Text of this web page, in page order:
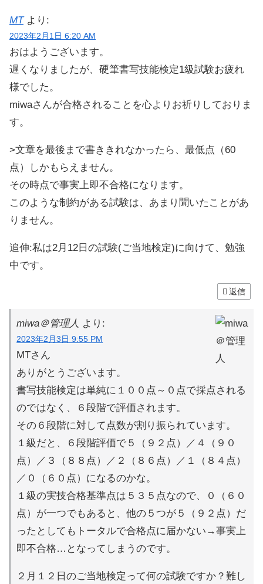
MT より:
2023年2月1日 6:20 AM
おはようございます。
遅くなりましたが、硬筆書写技能検定1級試験お疲れ
様でした。
miwaさんが合格されることを心よりお祈りしておりま
す。
>文章を最後まで書ききれなかったら、最低点（60
点）しかもらえません。
その時点で事実上即不合格になります。
このような制約がある試験は、あまり聞いたことがあ
りません。
追伸:私は2月12日の試験(ご当地検定)に向けて、勉強
中です。
返信
miwa＠管理人 より:
2023年2月3日 9:55 PM
MTさん
ありがとうございます。
書写技能検定は単純に１００点～０点で採点される
のではなく、６段階で評価されます。
その６段階に対して点数が割り振られています。
１級だと、６段階評価で５（９２点）／４（９０
点）／３（８８点）／２（８６点）／１（８４点）
／０（６０点）になるのかな。
１級の実技合格基準点は５３５点なので、０（６０
点）が一つでもあると、他の５つが５（９２点）だ
ったとしてもトータルで合格点に届かない→事実上
即不合格…となってしまうのです。
２月１２日のご当地検定って何の試験ですか？難し